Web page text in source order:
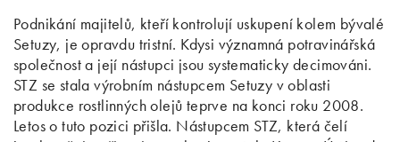
Podnikání majitelů, kteří kontrolují uskupení kolem bývalé
Setuzy, je opravdu tristní. Kdysi významná potravinářská
společnost a její nástupci jsou systematicky decimováni.
STZ se stala výrobním nástupcem Setuzy v oblasti
produkce rostlinných olejů teprve na konci roku 2008.
Letos o tuto pozici přišla. Nástupcem STZ, která čelí